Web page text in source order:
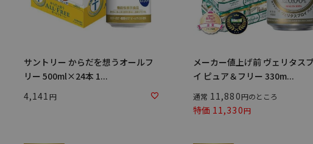
サントリー からだを想うオールフ
リー 500ml×24本 1...
4,141
メーカー値上げ前 ヴェリタス
イ ピュア＆フリー 330m...
通常 11,880 のところ
特価 11,330